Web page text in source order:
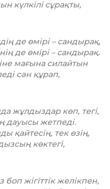
күлкілі сұрақты,
де өмірі – сандырақ,
де өмірі – сандырақ.
мағына силайтын
сән құрап,
жұлдыздар көп, тегі,
дауысы жетпеді.
қайтесің, тек өзің,
көктегі,
боп жігіттік желікпен,